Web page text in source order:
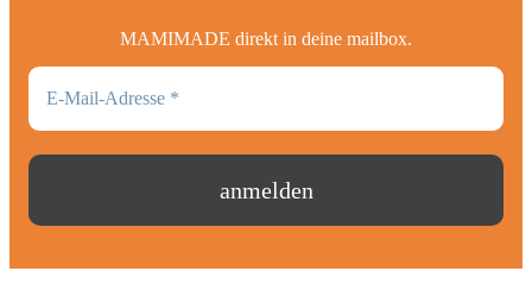
MAMIMADE direkt in deine mailbox.